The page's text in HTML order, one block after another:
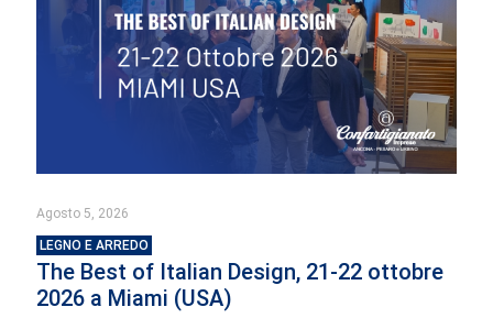
Agosto 5, 2026
LEGNO E ARREDO
The Best of Italian Design, 21-22 ottobre
2026 a Miami (USA)